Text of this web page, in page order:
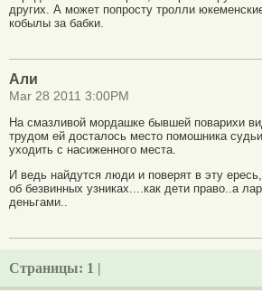
других. А может попросту тролли
кобылы за бабки.
Али
Mar 28 2011 3:00PM
На смазливой мордашке бывшей поварихи
трудом ей досталось место помошника
уходить с насиженного места.
И ведь найдутся люди и поверят в эту ересь,
об безвинных узниках....как дети право..а
деньгами..
Страницы: 1 |